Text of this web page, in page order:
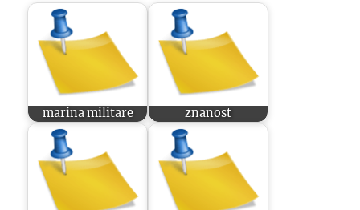
marina militare znanost